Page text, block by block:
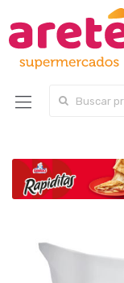
Search for: